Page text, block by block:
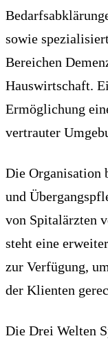
sowie
Bereichen
Hauswirtschaft.
Ermöglichung
vertrauter
Die Organisation
und
von Spitalärzten
steht eine
zur Verfügung,
der Klienten
Die Drei Welten